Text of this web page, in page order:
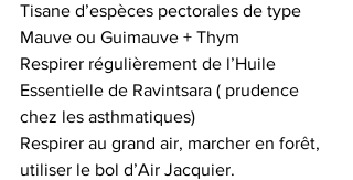
Tisane d’espèces pectorales de type
Mauve ou Guimauve + Thym
Respirer régulièrement de l’Huile
Essentielle de Ravintsara ( prudence
chez les asthmatiques)
Respirer au grand air, marcher en forêt,
utiliser le bol d’Air Jacquier.